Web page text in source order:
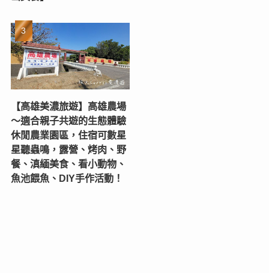
【高雄美濃旅遊】高雄農場
〜適合親子共遊的生態體驗
休閒農業園區，住宿可數星
星聽蟲鳴，露營、烤肉、野
餐、滇緬美食、看小動物、
魚池餵魚、DIY手作活動！